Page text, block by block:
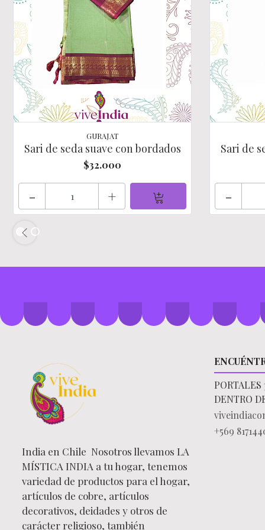
GURAJAT
Sari de seda suave con bordados
$32.000
- +
Sari de
-
India en Chile Nosotros llevamos LA
MÍSTICA INDIA a tu hogar, tenemos
variedad de productos para el hogar,
artículos de cobre, artículos
decorativos, deidades y otros de
carácter religioso, también
DENTRO
+569